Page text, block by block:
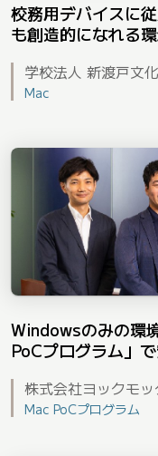
校務用デバイスに
も創造的になれる
学校法人 新渡戸文
Mac
Windowsのみの環
PoCプログラム」
株式会社ヨックモ
Mac PoCプログラム